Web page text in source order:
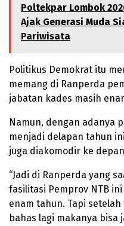
Poltekpar Lombok
Ajak Generasi Muda
Pariwisata
Politikus Demokrat itu
memang di Ranperda
jabatan kades masih
Namun, dengan adanya
menjadi delapan tahun
juga diakomodir ke
“Jadi di Ranperda yang
fasilitasi Pemprov NTB
enam tahun. Tapi
bahas lagi makanya bisa